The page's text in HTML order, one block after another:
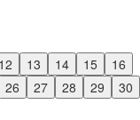
12 13 14 15
16
26 27 28 29
30